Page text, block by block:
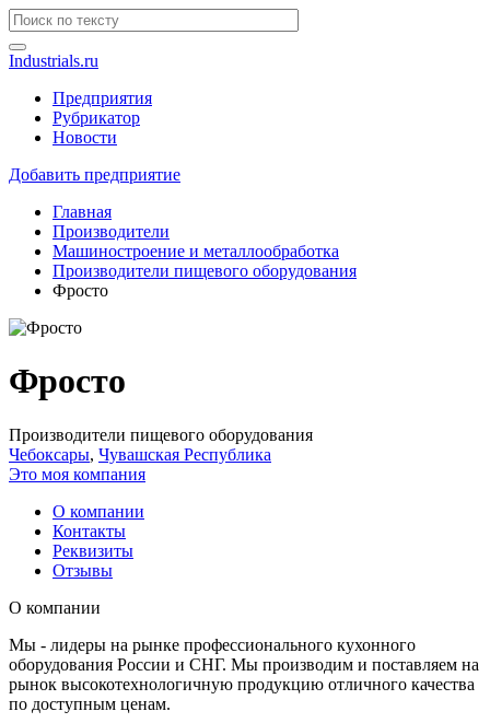
Industrials.ru
Предприятия
Рубрикатор
Новости
Добавить предприятие
Главная
Производители
Машиностроение и металлообработка
Производители пищевого оборудования
Фросто
Фросто
Производители пищевого оборудования
Чебоксары, Чувашская Республика
Это моя компания
О компании
Контакты
Реквизиты
Отзывы
О компании
Мы - лидеры на рынке профессионального кухонного
оборудования России и СНГ. Мы производим и поставляем на
рынок высокотехнологичную продукцию отличного качества
по доступным ценам.